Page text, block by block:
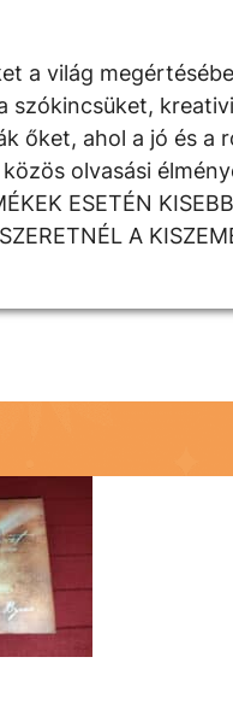
a világ
szókincsüket,
őket, ahol a jó és a
olvasási
ESETÉN
A